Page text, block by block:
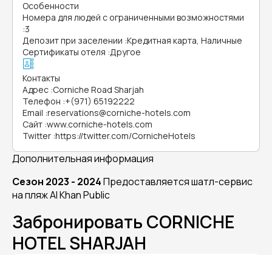
Особенности
Номера для людей с ограниченными возможностями
:3
Депозит при заселении :Кредитная карта, Наличные
Сертификаты отеля :Другое
Контакты
Адрес :Corniche Road Sharjah
Телефон :+(971) 65192222
Email :reservations@corniche-hotels.com
Сайт :www.corniche-hotels.com
Twitter :https://twitter.com/CornicheHotels
Дополнительная информация
Сезон 2023 - 2024Предоставляется шатл-сервис
на пляжAl Khan Public
Забронировать CORNICHE
HOTEL SHARJAH